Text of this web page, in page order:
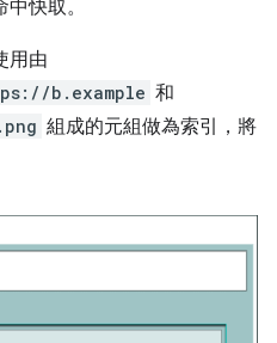
快取。
用由
b.example 和
組成的元組做為索引，將